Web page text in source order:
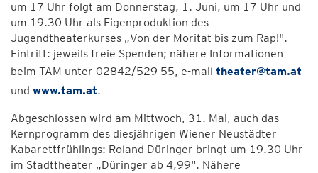
um 17 Uhr folgt am Donnerstag, 1. Juni, um 17 Uhr und
um 19.30 Uhr als Eigenproduktion des
Jugendtheaterkurses „Von der Moritat bis zum Rap!".
Eintritt: jeweils freie Spenden; nähere Informationen
beim TAM unter 02842/529 55, e-mail theater@tam.at
und www.tam.at.
Abgeschlossen wird am Mittwoch, 31. Mai, auch das
Kernprogramm des diesjährigen Wiener Neustädter
Kabarettfrühlings: Roland Düringer bringt um 19.30 Uhr
im Stadttheater „Düringer ab 4,99". Nähere